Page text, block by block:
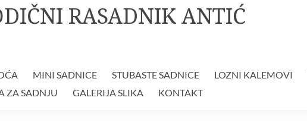
RASADNIK ANTIĆ
MINI SADNICE STUBASTE SADNICE LOZNI KALEMOVI
ZA SADNJU GALERIJA SLIKA KONTAKT